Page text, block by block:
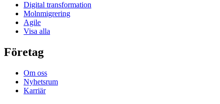
Digital transformation
Molnmigrering
Agile
Visa alla
Företag
Om oss
Nyhetsrum
Karriär